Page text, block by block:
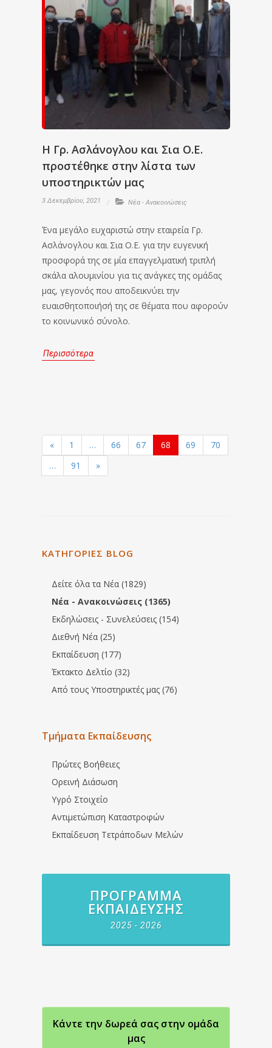
Η Γρ. Ασλάνογλου και Σια Ο.Ε.
προστέθηκε στην λίστα των
υποστηρικτών μας
3 Δεκεμβρίου, 2021 Νέα - Ανακοινώσεις
Ένα μεγάλο ευχαριστώ στην εταιρεία Γρ.
Ασλάνογλου και Σια Ο.Ε. για την ευγενική
προσφορά της σε μία επαγγελματική τριπλή
σκάλα αλουμινίου για τις ανάγκες της ομάδας
μας, γεγονός που αποδεικνύει την
ευαισθητοποιήσή της σε θέματα που αφορούν
το κοινωνικό σύνολο.
Περισσότερα
« 1 … 66 67 68 69
70
…
91 »
ΚΑΤΗΓΟΡΙΕΣ BLOG
Δείτε όλα τα Νέα (1829)
Νέα - Ανακοινώσεις (1365)
Εκδηλώσεις - Συνελεύσεις (154)
Διεθνή Νέα (25)
Εκπαίδευση (177)
Έκτακτο Δελτίο (32)
Από τους Υποστηρικτές μας (76)
Τμήματα Εκπαίδευσης
Πρώτες Βοήθειες
Ορεινή Διάσωση
Υγρό Στοιχείο
Αντιμετώπιση Καταστροφών
Εκπαίδευση Τετράποδων Μελών
ΠΡΌΓΡΑΜΜΑ
ΕΚΠΑΊΔΕΥΣΗΣ
2025 - 2026
Κάντε την δωρεά σας στην oμάδα
μας